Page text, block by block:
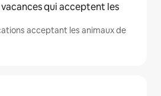
qui acceptent les
acceptant les animaux de